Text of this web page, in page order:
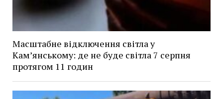
Масштабне відключення світла у
Кам’янському: де не буде світла 7 серпня
протягом 11 годин